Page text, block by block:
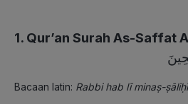
1. Qur’an Surah As-Saffat
Bacaan latin: Rabbi hab lī minaṣ-